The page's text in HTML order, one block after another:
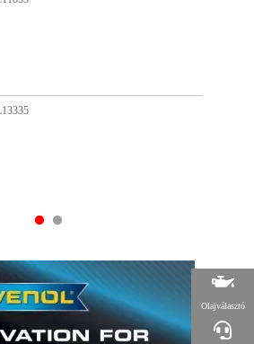
Olajválasztó